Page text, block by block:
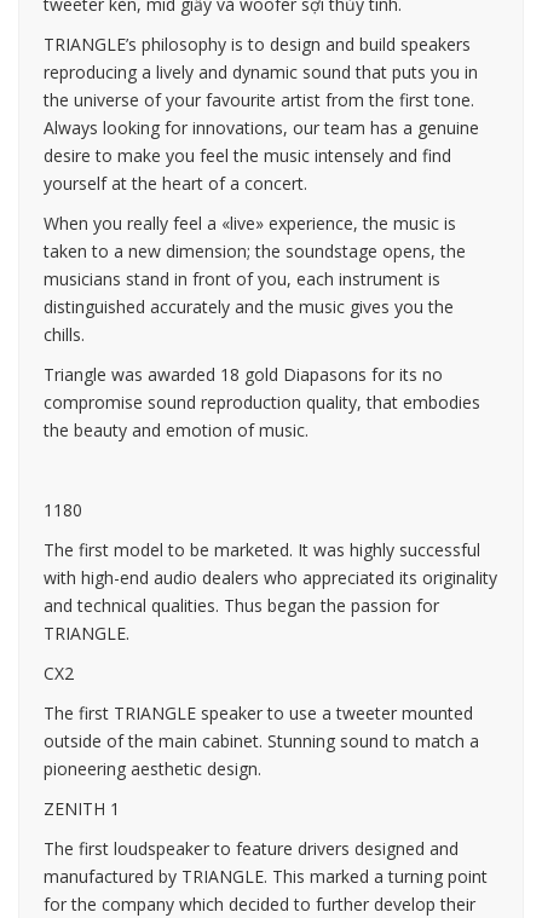
TRIANGLE’s philosophy is to design and build speakers
reproducing a lively and dynamic sound that puts you in
the universe of your favourite artist from the first tone.
Always looking for innovations, our team has a genuine
desire to make you feel the music intensely and find
yourself at the heart of a concert.
When you really feel a «live» experience, the music is
taken to a new dimension; the soundstage opens, the
musicians stand in front of you, each instrument is
distinguished accurately and the music gives you the
chills.
Triangle was awarded 18 gold Diapasons for its no
compromise sound reproduction quality, that embodies
the beauty and emotion of music.
1180
The first model to be marketed. It was highly successful
with high-end audio dealers who appreciated its originality
and technical qualities. Thus began the passion for
TRIANGLE.
CX2
The first TRIANGLE speaker to use a tweeter mounted
outside of the main cabinet. Stunning sound to match a
pioneering aesthetic design.
ZENITH 1
The first loudspeaker to feature drivers designed and
manufactured by TRIANGLE. This marked a turning point
for the company which decided to further develop their